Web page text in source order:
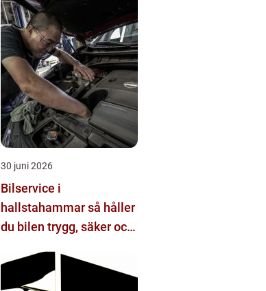
30 juni 2026
Bilservice i
hallstahammar så håller
du bilen trygg, säker och